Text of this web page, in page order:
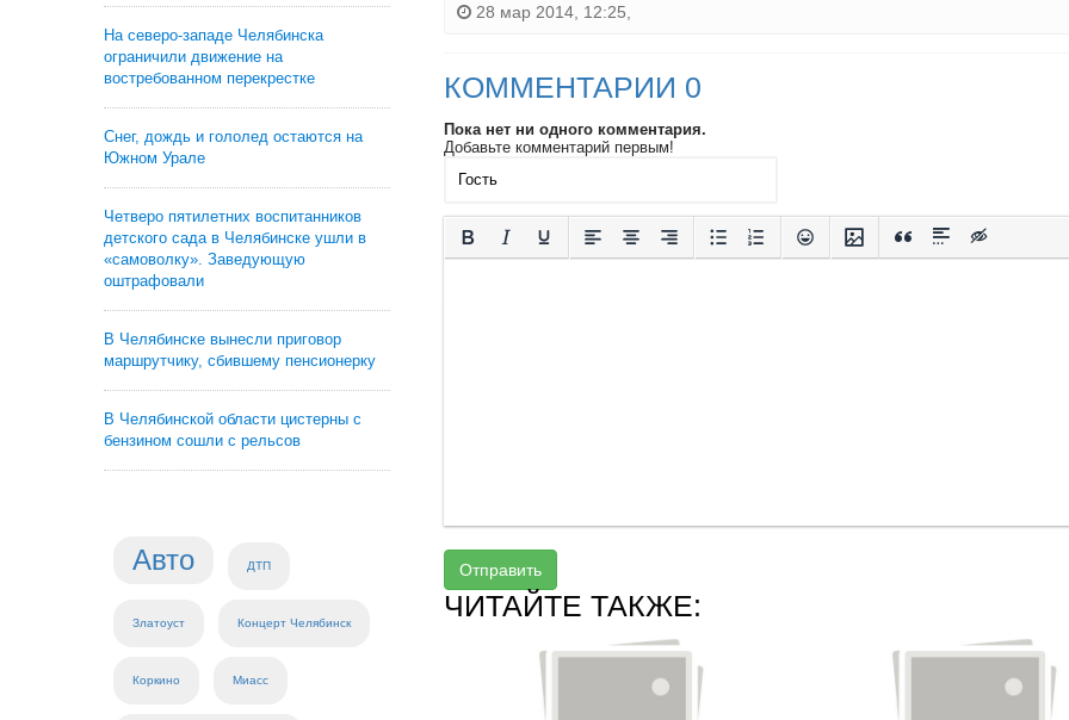
На северо-западе Челябинска
ограничили движение на
востребованном перекрестке
Снег, дождь и гололед остаются на
Южном Урале
Четверо пятилетних воспитанников
детского сада в Челябинске ушли в
«самоволку». Заведующую
оштрафовали
В Челябинске вынесли приговор
маршрутчику, сбившему пенсионерку
В Челябинской области цистерны с
бензином сошли с рельсов
Авто ДТП
Златоуст Концерт Челябинск
Коркино Миасс
28 мар 2014, 12:25,
КОММЕНТАРИИ 0
Пока нет ни одного комментария.
Добавьте комментарий первым!
Отправить
ЧИТАЙТЕ ТАКЖЕ: